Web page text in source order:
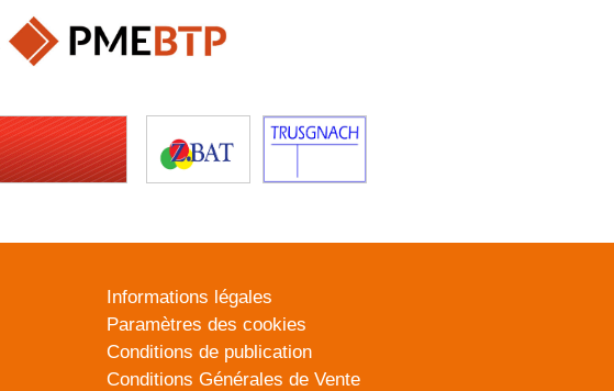
Informations légales
Paramètres des cookies
Conditions de publication
Conditions Générales de Vente